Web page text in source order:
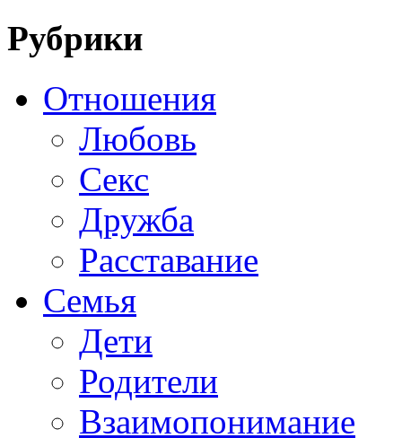
Рубрики
Отношения
Любовь
Секс
Дружба
Расставание
Семья
Дети
Родители
Взаимопонимание